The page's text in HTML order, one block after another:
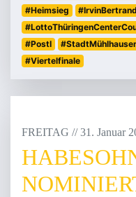
#Heimsieg
#IrvinBertrand
#PostI
#Viertelfinale
FREITAG // 31 . Januar